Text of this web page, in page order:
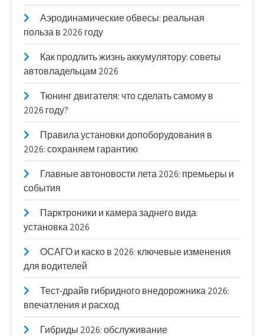
Аэродинамические обвесы: реальная
польза в 2026 году
Как продлить жизнь аккумулятору: советы
автовладельцам 2026
Тюнинг двигателя: что сделать самому в
2026 году?
Правила установки допоборудования в
2026: сохраняем гарантию
Главные автоновости лета 2026: премьеры и
события
Парктроники и камера заднего вида:
установка 2026
ОСАГО и каско в 2026: ключевые изменения
для водителей
Тест-драйв гибридного внедорожника 2026:
впечатления и расход
Гибриды 2026: обслуживание